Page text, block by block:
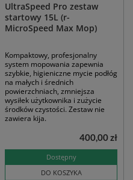
UltraSpeed Pro zestaw
startowy 15L (r-
MicroSpeed Max Mop)
Kompaktowy, profesjonalny
system mopowania zapewnia
szybkie, higieniczne mycie podłóg
na małych i średnich
powierzchniach, zmniejsza
wysiłek użytkownika i zużycie
środków czystości. Zestaw nie
zawiera kija.
Dostępny
DO KOSZYKA
400,00 zł